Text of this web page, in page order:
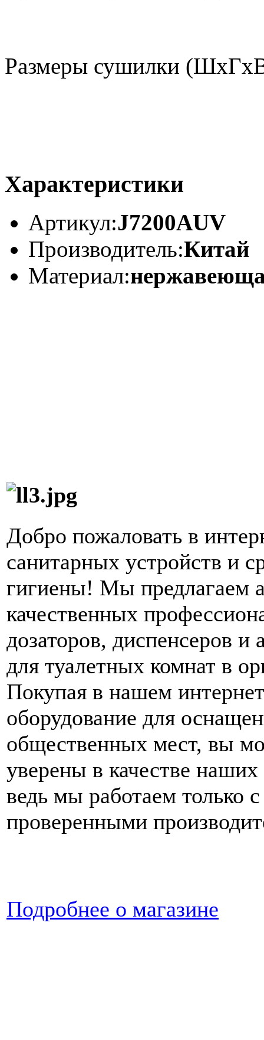
Размеры сушилки
Характеристики
Артикул:J7200AUV
Производитель:Китай
Материал:
Добро пожаловать в
санитарных устройств и
гигиены! Мы предлагаем
качественных
дозаторов, диспенсеров и
для туалетных комнат в
Покупая в нашем
оборудование для
общественных мест, вы
уверены в качестве наших
ведь мы работаем только с
проверенными
Подробнее о магазине